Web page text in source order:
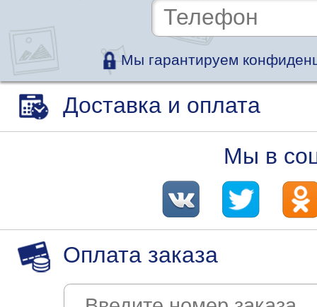
Мы гарантируем
Доставка и оплата
Мы в
Оплата заказа